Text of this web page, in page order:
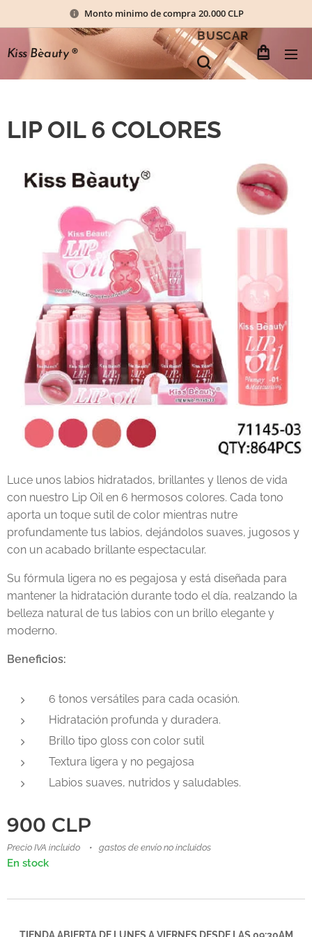
Monto minimo de compra 20.000 CLP
Kiss Bèauty®
BUSCAR
LIP OIL 6 COLORES
Luce unos labios hidratados, brillantes y llenos de vida
con nuestro Lip Oil en 6 hermosos colores. Cada tono
aporta un toque sutil de color mientras nutre
profundamente tus labios, dejándolos suaves, jugosos y
con un acabado brillante espectacular.
Su fórmula ligera no es pegajosa y está diseñada para
mantener la hidratación durante todo el día, realzando la
belleza natural de tus labios con un brillo elegante y
moderno.
Beneficios:
6 tonos versátiles para cada ocasión.
Hidratación profunda y duradera.
Brillo tipo gloss con color sutil
Textura ligera y no pegajosa
Labios suaves, nutridos y saludables.
900 CLP
Precio IVA incluido gastos de envío no incluidos
En stock